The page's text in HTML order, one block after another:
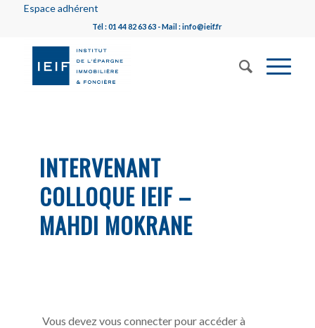
Espace adhérent
Tél : 01 44 82 63 63 - Mail : info@ieif.fr
INTERVENANT
COLLOQUE IEIF –
MAHDI MOKRANE
Vous devez vous connecter pour accéder à